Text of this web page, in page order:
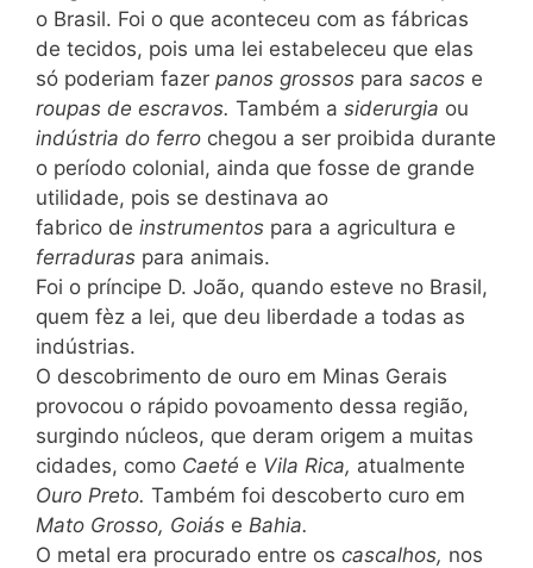
o Brasil. Foi o que aconteceu com as fábricas
de tecidos, pois uma lei estabeleceu que elas
só poderiam fazer panos grossos para sacos e
roupas de escravos. Também a siderurgia ou
indústria do ferro chegou a ser proibida durante
o período colonial, ainda que fosse de grande
utilidade, pois se destinava ao
fabrico de instrumentos para a agricultura e
ferraduras para animais.
Foi o príncipe D. João, quando esteve no Brasil,
quem fèz a lei, que deu liberdade a todas as
indústrias.
O descobrimento de ouro em Minas Gerais
provocou o rápido povoamento dessa região,
surgindo núcleos, que deram origem a muitas
cidades, como Caeté e Vila Rica, atualmente
Ouro Preto. Também foi descoberto curo em
Mato Grosso, Goiás e Bahia.
O metal era procurado entre os cascalhos, nos